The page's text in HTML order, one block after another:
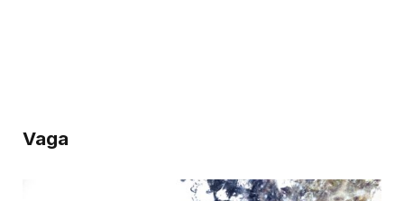
Vaga